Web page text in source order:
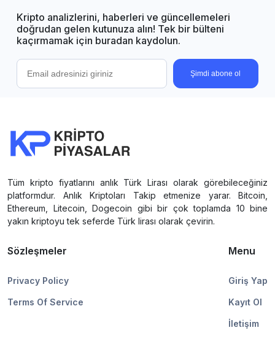
Kripto analizlerini, haberleri ve güncellemeleri
doğrudan gelen kutunuza alın! Tek bir bülteni
kaçırmamak için buradan kaydolun.
Şimdi abone ol
Tüm kripto fiyatlarını anlık Türk Lirası olarak görebileceğiniz
platformdur. Anlık Kriptoları Takip etmenize yarar. Bitcoin,
Ethereum, Litecoin, Dogecoin gibi bir çok toplamda 10 bine
yakın kriptoyu tek seferde Türk lirası olarak çevirin.
Sözleşmeler
Privacy Policy
Terms Of Service
Menu
Giriş Yap
Kayıt Ol
İletişim